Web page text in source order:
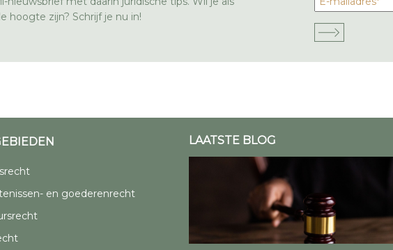
hoogte zijn? Schrijf je nu in!
en goederenrecht
LAATSTE BLOG